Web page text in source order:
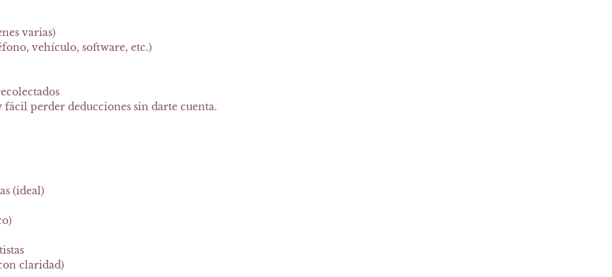
varias)
vehículo, software, etc.)
fácil perder deducciones sin darte cuenta.
(ideal)
claridad)